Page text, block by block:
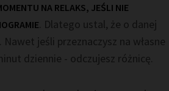
NA RELAKS, JEŚLI NIE
. Dlatego ustal, że o danej
jeśli przeznaczysz na własne
dziennie - odczujesz różnicę.